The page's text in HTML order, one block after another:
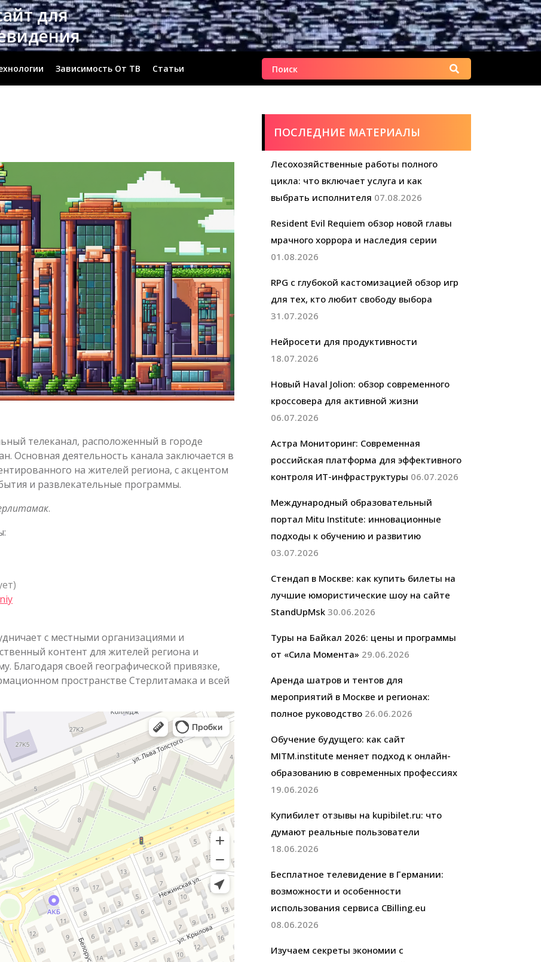
для
Зависимость От ТВ Статьи Найти:
телеканал, расположенный в городе
Основная деятельность канала заключается в
на жителей региона, с акцентом
и развлекательные программы.
.
с местными организациями и
контент для жителей региона и
Благодаря своей географической привязке,
пространстве Стерлитамака и всей
ПОСЛЕДНИЕ МАТЕРИАЛЫ
Лесохозяйственные работы полного
цикла: что включает услуга и как
выбрать исполнителя 07.08.2026
Resident Evil Requiem обзор новой главы
мрачного хоррора и наследия серии
01.08.2026
RPG с глубокой кастомизацией обзор игр
для тех, кто любит свободу выбора
31.07.2026
Нейросети для продуктивности
18.07.2026
Новый Haval Jolion: обзор современного
кроссовера для активной жизни
06.07.2026
Астра Мониторинг: Современная
российская платформа для эффективного
контроля ИТ-инфраструктуры 06.07.2026
Международный образовательный
портал Mitu Institute: инновационные
подходы к обучению и развитию
03.07.2026
Стендап в Москве: как купить билеты на
лучшие юмористические шоу на сайте
StandUpMsk 30.06.2026
Туры на Байкал 2026: цены и программы
от «Сила Момента» 29.06.2026
Аренда шатров и тентов для
мероприятий в Москве и регионах:
полное руководство 26.06.2026
Обучение будущего: как сайт
MITM.institute меняет подход к онлайн-
образованию в современных профессиях
19.06.2026
Купибилет отзывы на kupibilet.ru: что
думают реальные пользователи
18.06.2026
Бесплатное телевидение в Германии:
возможности и особенности
использования сервиса CBilling.eu
08.06.2026
Изучаем секреты экономии с